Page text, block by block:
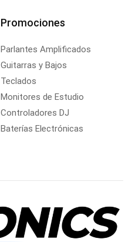
Promociones
Parlantes Amplificados
Guitarras y Bajos
Teclados
Monitores de Estudio
Controladores DJ
Baterías Electrónicas